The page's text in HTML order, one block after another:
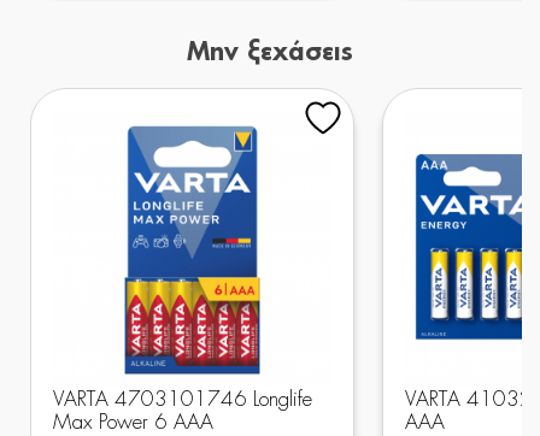
Μην ξεχάσεις
VARTA 4703101746 Longlife
Max Power 6 AAA
VARTA
AAA